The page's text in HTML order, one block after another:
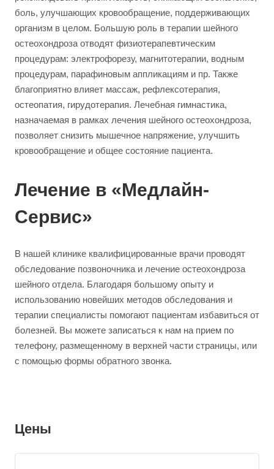
боль, улучшающих кровообращение, поддерживающих
организм в целом. Большую роль в терапии шейного
остеохондроза отводят физиотерапевтическим
процедурам: электрофорезу, магнитотерапии, водным
процедурам, парафиновым аппликациям и пр. Также
благоприятно влияет массаж, рефлексотерапия,
остеопатия, гирудотерапия. Лечебная гимнастика,
назначаемая в рамках лечения шейного остеохондроза,
позволяет снизить мышечное напряжение, улучшить
кровообращение и общее состояние пациента.
Лечение в «Медлайн-
Сервис»
В нашей клинике квалифицированные врачи проводят
обследование позвоночника и лечение остеохондроза
шейного отдела. Благодаря большому опыту и
использованию новейших методов обследования и
терапии специалисты помогают пациентам избавиться от
болезней. Вы можете записаться к нам на прием по
телефону, размещенному в верхней части страницы, или
с помощью формы обратного звонка.
Цены